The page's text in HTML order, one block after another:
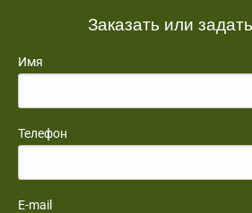
Заказать или
Имя
Телефон
E-mail